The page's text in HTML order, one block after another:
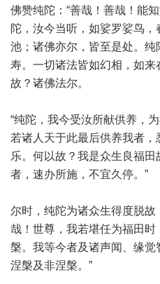
佛赞纯陀：“善哉！善哉！能
陀，汝今当听，如娑罗娑鸟
池；诸佛亦尔，皆至是处。
寿。一切诸法皆如幻相，如
故？诸佛法尔。
“纯陀，我今受汝所献供养，
若诸人天于此最后供养我者
乐。何以故？我是众生良福
者，速办所施，不宜久停。”
尔时，纯陀为诸众生得度脱故
哉！世尊，我若堪任为福田
槃。我等今者及诸声闻、缘
涅槃及非涅槃。”